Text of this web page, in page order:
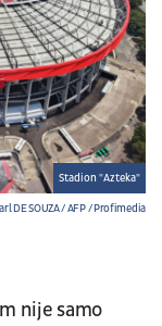
DE SOUZA / AFP / Profimedia
Stadion "Azteka"
nije samo